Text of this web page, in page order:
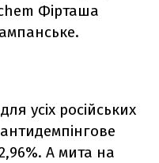
Фірташа
усіх російських
А мита на